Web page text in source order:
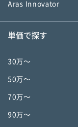
Aras Innovator
単価で探す
30万〜
50万〜
70万〜
90万〜